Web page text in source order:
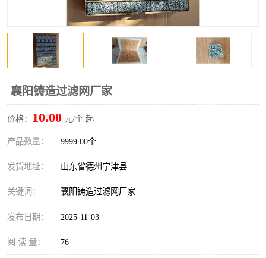
襄阳铸造过滤网厂家
价格： 10.00 元/个 起
产品数量： 9999.00个
发货地址： 山东省德州宁津县
关键词： 襄阳铸造过滤网厂家
发布日期： 2025-11-03
阅 读 量： 76